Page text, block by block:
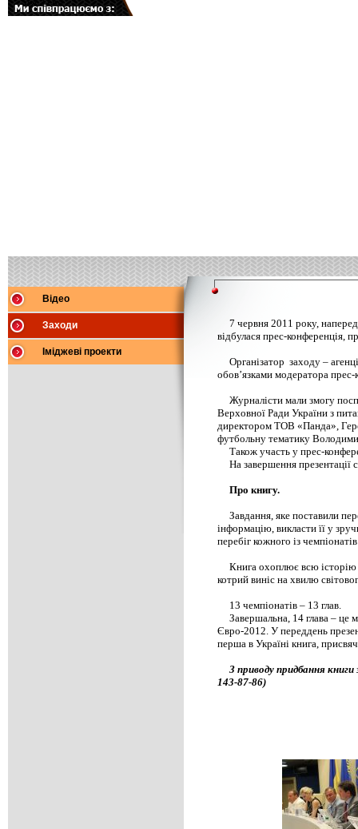
Відео
Заходи
Іміджеві проекти
7 червня 2011 року,
відбулася прес-
Організатор заходу –
обов’язками модератора прес-
Журналісти мали змогу
Верховної Ради України з
директором ТОВ «Панда»,
футбольну тематику
Також участь у прес-
На завершення презентації
Про книгу.
Завдання, яке поставили
інформацію, викласти її у
перебіг кожного із
Книга охоплює всю історію
котрий виніс на хвилю
13 чемпіонатів – 13 глав.
Завершальна, 14 глава – це
Євро-2012. У переддень
перша в Україні книга,
З приводу придбання
143-87-86)